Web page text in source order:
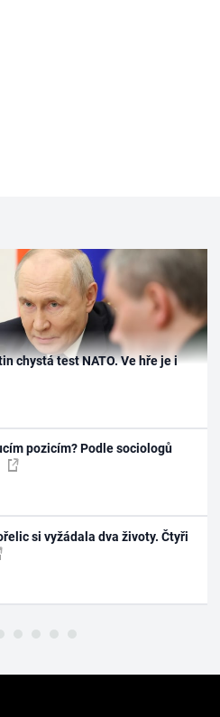
chystá test NATO. Ve hře je i
pozicím? Podle sociologů
si vyžádala dva životy. Čtyři